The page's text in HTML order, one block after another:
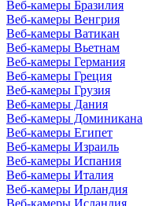
Веб-камеры Бразилия
Веб-камеры Венгрия
Веб-камеры Ватикан
Веб-камеры Вьетнам
Веб-камеры Германия
Веб-камеры Греция
Веб-камеры Грузия
Веб-камеры Дания
Веб-камеры Доминикана
Веб-камеры Египет
Веб-камеры Израиль
Веб-камеры Испания
Веб-камеры Италия
Веб-камеры Ирландия